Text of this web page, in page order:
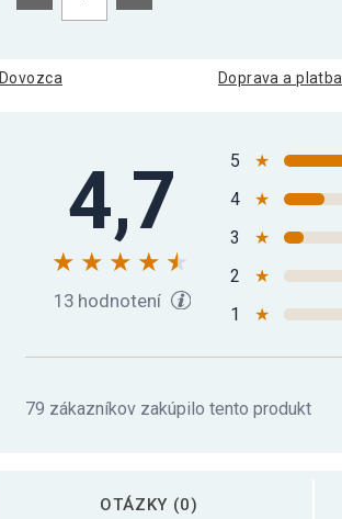
Dovozca Doprava a platba
4,7
13 hodnotení
5 ★
4
★
3
★
2
★
1
★
79 zákazníkov zakúpilo tento produkt
OTÁZKY (0)